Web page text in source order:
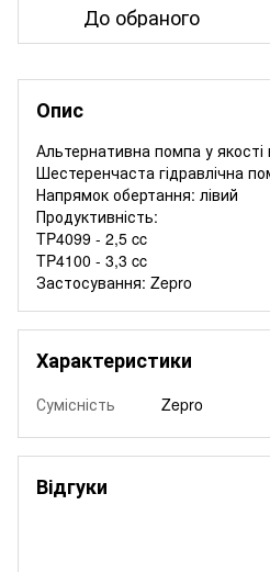
До обраного
Опис
Альтернативна помпа у якості
Шестеренчаста гідравлічна
Напрямок обертання: лівий
Продуктивність:
TP4099 - 2,5 cc
TP4100 - 3,3 cc
Застосування: Zepro
Характеристики
Сумісність Zepro
Відгуки